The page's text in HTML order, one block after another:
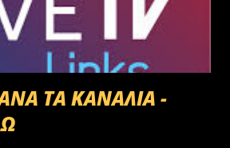
ΤΑ ΚΑΝΑΛΙΑ -